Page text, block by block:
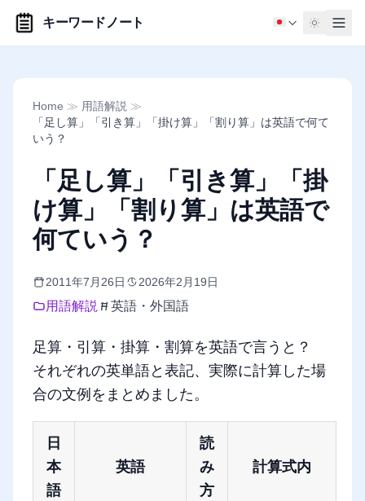
キーワードノート
Home ≫ 用語解説 ≫
「足し算」「引き算」「掛け算」「割り算」は英語で何て
いう？
「足し算」「引き算」「掛
け算」「割り算」は英語で
何ていう？
2011年7月26日 2026年2月19日
用語解説 英語・外国語
足算・引算・掛算・割算を英語で言うと？
それぞれの英単語と表記、実際に計算した場
合の文例をまとめました。
日
本
語
英語
読
み
方
計算式内